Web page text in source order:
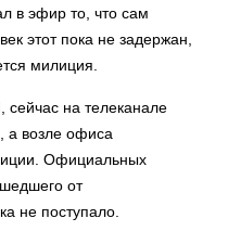
в эфир то, что сам
этот пока не задержан,
милиция.
на телеканале
а возле офиса
Официальных
от
не поступало.